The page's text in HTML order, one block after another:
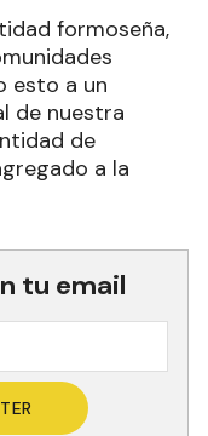
formoseña,
esto a un
de nuestra
de
a la
tu email